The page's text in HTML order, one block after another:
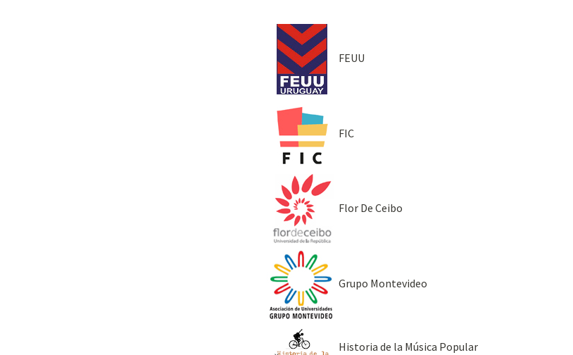
FEUU
FIC
Flor De Ceibo
Grupo Montevideo
Historia de la Música Popular